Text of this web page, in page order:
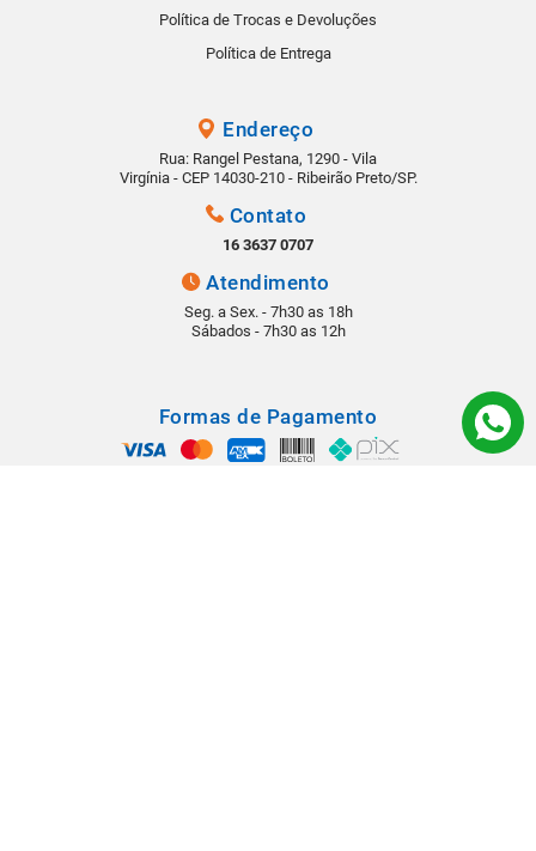
Política de Trocas e Devoluções
Política de Entrega
Endereço
Rua: Rangel Pestana, 1290 - Vila
Virgínia - CEP 14030-210 - Ribeirão Preto/SP.
Contato
16 3637 0707
Atendimento
Seg. a Sex. - 7h30 as 18h
Sábados - 7h30 as 12h
Formas de Pagamento